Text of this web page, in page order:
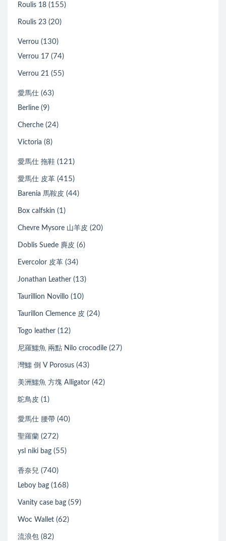
Roulis 18 (155)
Roulis 23 (20)
Verrou (130)
Verrou 17 (74)
Verrou 21 (55)
愛馬仕 (63)
Berline (9)
Cherche (24)
Victoria (8)
愛馬仕 拖鞋 (121)
愛馬仕 皮革 (415)
Barenia 馬鞍皮 (44)
Box calfskin (1)
Chevre Mysore 山羊皮 (20)
Doblis Suede 麂皮 (6)
Evercolor 皮革 (34)
Jonathan Leather (13)
Taurillion Novillo (10)
Taurillon Clemence 皮 (24)
Togo leather (12)
尼羅鱷魚 兩點 Nilo crocodile (27)
灣鱷 倒 V Porosus (43)
美洲鱷魚 方塊 Alligator (42)
鴕鳥皮 (1)
愛馬仕 腰帶 (40)
聖羅蘭 (272)
ysl niki bag (55)
香奈兒 (740)
Leboy bag (168)
Vanity case bag (59)
Woc Wallet (62)
流浪包 (82)